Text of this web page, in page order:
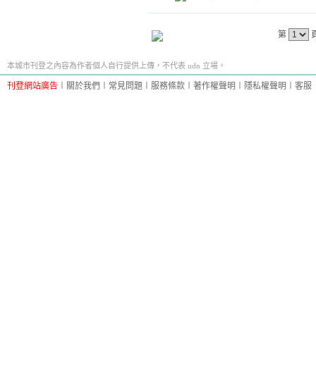
第
本城市刊登之內容為作者個人自行提供上傳，不代表 udn 立場。
刊登網站廣告 關於我們 常見問題 服務條款 著作權聲明 隱私權聲明 客服